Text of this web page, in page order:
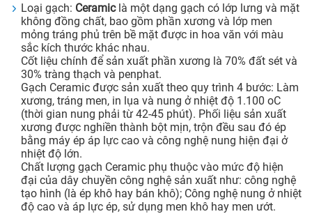
Loại gạch: Ceramiclà một dạng gạch có lớp lưng và mặt
không đồng chất, bao gồm phần xương và lớp men
mỏng tráng phủ trên bề mặt được in hoa văn với màu
sắc kích thước khác nhau.
Cốt liệu chính để sản xuất phần xương là 70% đất sét và
30% tràng thạch và penphat.
Gạch Ceramic được sản xuất theo quy trình 4 bước: Làm
xương, tráng men, in lụa và nung ở nhiệt độ 1.100 oC
(thời gian nung phải từ 42-45 phút). Phối liệu sản xuất
xương được nghiền thành bột mịn, trộn đều sau đó ép
bằng máy ép áp lực cao và công nghệ nung hiện đại ở
nhiệt độ lớn.
Chất lượng gạch Ceramic phụ thuộc vào mức độ hiện
đại của dây chuyền công nghệ sản xuất như: công nghệ
tạo hình (là ép khô hay bán khô); Công nghệ nung ở nhiệt
độ cao và áp lực ép, sử dụng men khô hay men ướt.